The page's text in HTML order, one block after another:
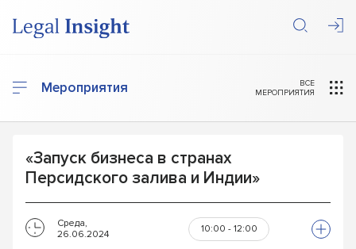
Мероприятия
ВСЕ
МЕРОПРИЯТИЯ
«Запуск бизнеса в странах
Персидского залива и Индии»
Среда,
26.06.2024
10:00 - 12:00